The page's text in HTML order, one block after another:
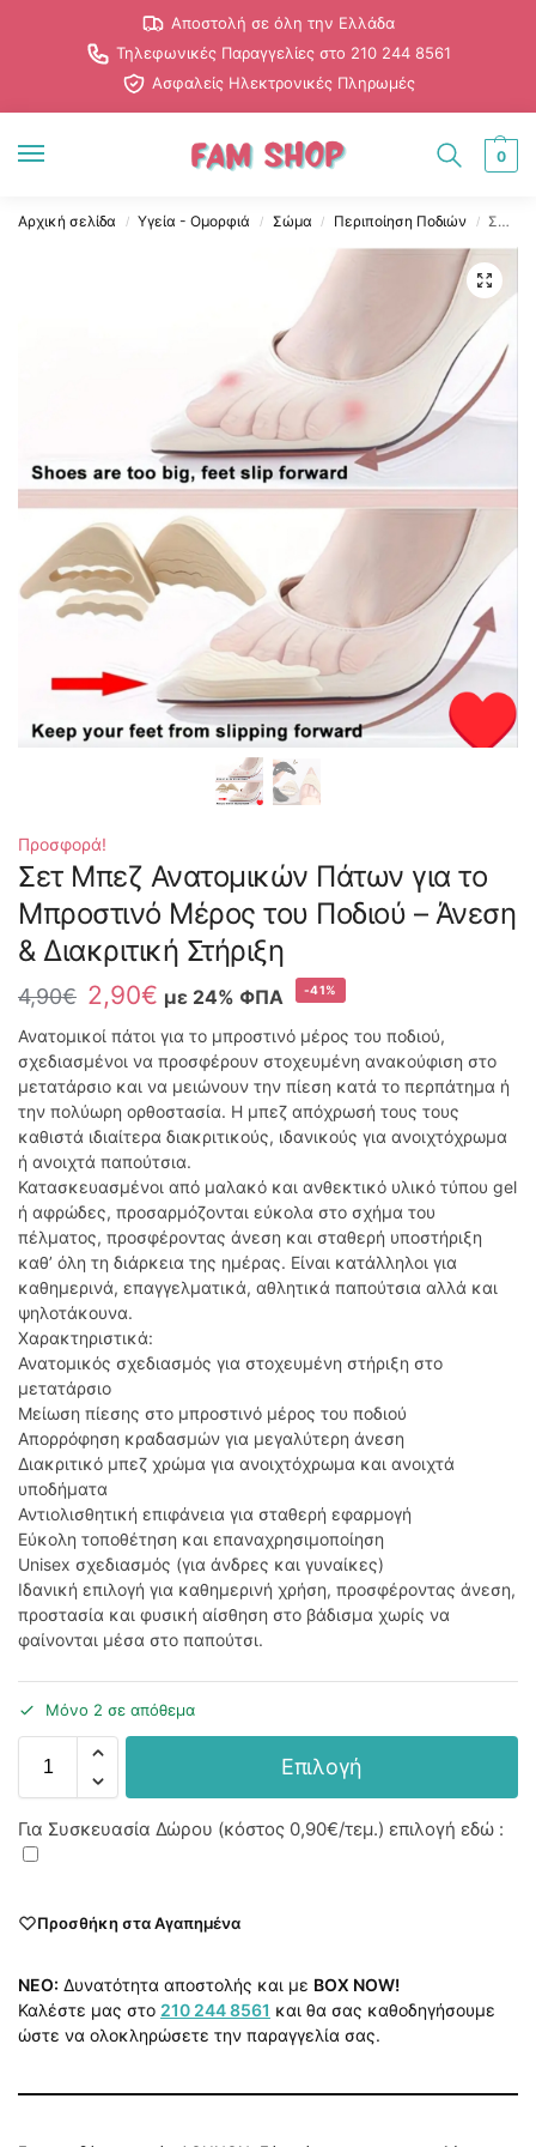
Αποστολή σε όλη την Ελλάδα
Τηλεφωνικές Παραγγελίες στο 210 244 8561
Ασφαλείς Ηλεκτρονικές Πληρωμές
0
Αρχική σελίδα / Υγεία - Ομορφιά / Σώμα / Περιποίηση Ποδιών / Σετ Μπεζ Ανατομικών Πάτων για το Μπροστινό Μέρος του Ποδιού – Άνεση & Διακριτική Στήριξη
Προσφορά!
Σετ Μπεζ Ανατομικών Πάτων για το
Μπροστινό Μέρος του Ποδιού – Άνεση
& Διακριτική Στήριξη
4,90€ 2,90€ με 24% ΦΠΑ -41%
Ανατομικοί πάτοι για το μπροστινό μέρος του ποδιού,
σχεδιασμένοι να προσφέρουν στοχευμένη ανακούφιση στο
μετατάρσιο και να μειώνουν την πίεση κατά το περπάτημα ή
την πολύωρη ορθοστασία. Η μπεζ απόχρωσή τους τους
καθιστά ιδιαίτερα διακριτικούς, ιδανικούς για ανοιχτόχρωμα
ή ανοιχτά παπούτσια.
Κατασκευασμένοι από μαλακό και ανθεκτικό υλικό τύπου gel
ή αφρώδες, προσαρμόζονται εύκολα στο σχήμα του
πέλματος, προσφέροντας άνεση και σταθερή υποστήριξη
καθ’ όλη τη διάρκεια της ημέρας. Είναι κατάλληλοι για
καθημερινά, επαγγελματικά, αθλητικά παπούτσια αλλά και
ψηλοτάκουνα.
Χαρακτηριστικά:
Ανατομικός σχεδιασμός για στοχευμένη στήριξη στο
μετατάρσιο
Μείωση πίεσης στο μπροστινό μέρος του ποδιού
Απορρόφηση κραδασμών για μεγαλύτερη άνεση
Διακριτικό μπεζ χρώμα για ανοιχτόχρωμα και ανοιχτά
υποδήματα
Αντιολισθητική επιφάνεια για σταθερή εφαρμογή
Εύκολη τοποθέτηση και επαναχρησιμοποίηση
Unisex σχεδιασμός (για άνδρες και γυναίκες)
Ιδανική επιλογή για καθημερινή χρήση, προσφέροντας άνεση,
προστασία και φυσική αίσθηση στο βάδισμα χωρίς να
φαίνονται μέσα στο παπούτσι.
Μόνο 2 σε απόθεμα
Επιλογή
Για Συσκευασία Δώρου (κόστος 0,90€/τεμ.) επιλογή εδώ :
Προσθήκη στα Αγαπημένα
NEO: Δυνατότητα αποστολής και με BOX NOW!
Καλέστε μας στο 210 244 8561 και θα σας καθοδηγήσουμε
ώστε να ολοκληρώσετε την παραγγελία σας.